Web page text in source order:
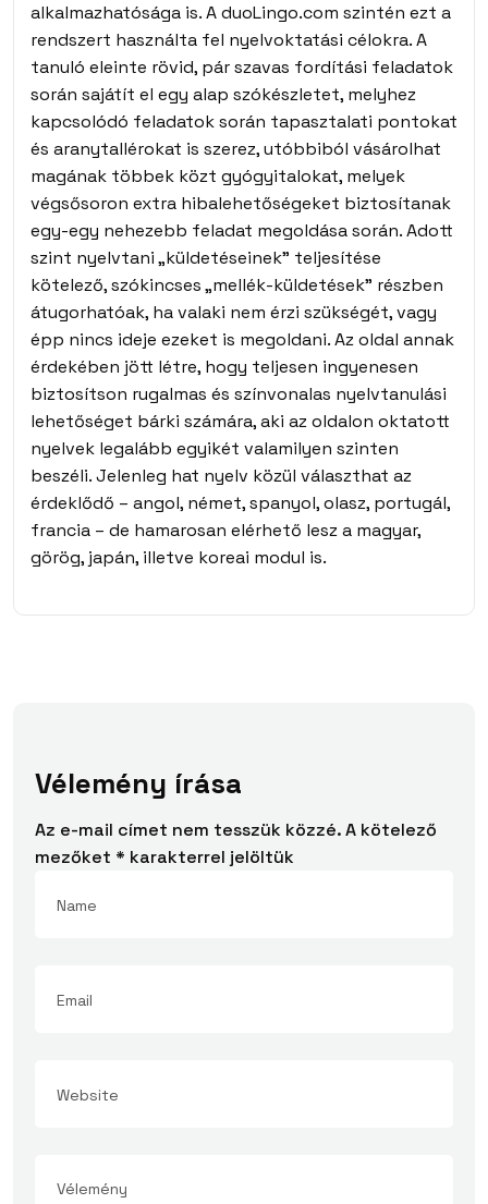
alkalmazhatósága is. A duoLingo.com szintén ezt a
rendszert használta fel nyelvoktatási célokra. A
tanuló eleinte rövid, pár szavas fordítási feladatok
során sajátít el egy alap szókészletet, melyhez
kapcsolódó feladatok során tapasztalati pontokat
és aranytallérokat is szerez, utóbbiból vásárolhat
magának többek közt gyógyitalokat, melyek
végsősoron extra hibalehetőségeket biztosítanak
egy-egy nehezebb feladat megoldása során. Adott
szint nyelvtani „küldetéseinek” teljesítése
kötelező, szókincses „mellék-küldetések” részben
átugorhatóak, ha valaki nem érzi szükségét, vagy
épp nincs ideje ezeket is megoldani. Az oldal annak
érdekében jött létre, hogy teljesen ingyenesen
biztosítson rugalmas és színvonalas nyelvtanulási
lehetőséget bárki számára, aki az oldalon oktatott
nyelvek legalább egyikét valamilyen szinten
beszéli. Jelenleg hat nyelv közül választhat az
érdeklődő – angol, német, spanyol, olasz, portugál,
francia – de hamarosan elérhető lesz a magyar,
görög, japán, illetve koreai modul is.
Vélemény írása
Az e-mail címet nem tesszük közzé.A kötelező
mezőket * karakterrel jelöltük